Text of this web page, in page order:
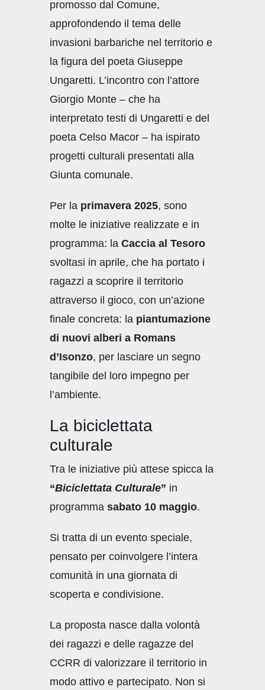
promosso dal Comune,
approfondendo il tema delle
invasioni barbariche nel territorio e
la figura del poeta Giuseppe
Ungaretti. L’incontro con l’attore
Giorgio Monte – che ha
interpretato testi di Ungaretti e del
poeta Celso Macor – ha ispirato
progetti culturali presentati alla
Giunta comunale.
Per la primavera 2025, sono
molte le iniziative realizzate e in
programma: la Caccia al Tesoro
svoltasi in aprile, che ha portato i
ragazzi a scoprire il territorio
attraverso il gioco, con un’azione
finale concreta: la piantumazione
di nuovi alberi a Romans
d’Isonzo, per lasciare un segno
tangibile del loro impegno per
l’ambiente.
La biciclettata
culturale
Tra le iniziative più attese spicca la
“Biciclettata Culturale” in
programma sabato 10 maggio.
Si tratta di un evento speciale,
pensato per coinvolgere l’intera
comunità in una giornata di
scoperta e condivisione.
La proposta nasce dalla volontà
dei ragazzi e delle ragazze del
CCRR di valorizzare il territorio in
modo attivo e partecipato. Non si